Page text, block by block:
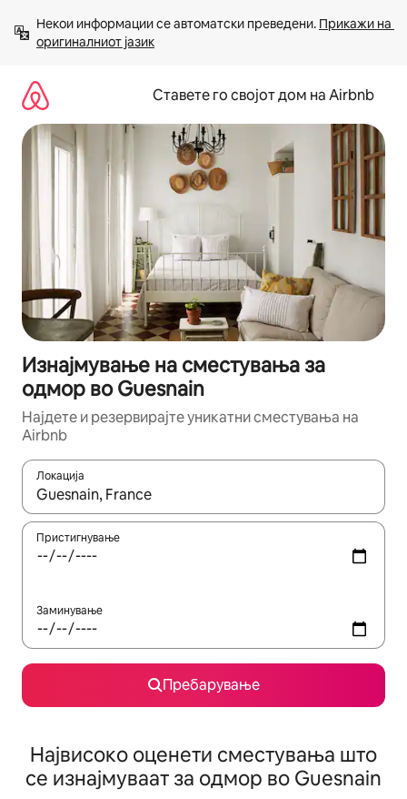
содржина
Некои информации се автоматски преведени. Прикажи на
оригиналниот јазик
Ставете го својот дом на Airbnb
Изнајмување на сместувања за
одмор во Guesnain
Најдете и резервирајте уникатни сместувања на
Airbnb
Локација
Кога резултатите се достапни, движете се со копчињата
Пристигнување
Заминување
Пребарување
Највисоко оценети сместувања што
се изнајмуваат за одмор во Guesnain